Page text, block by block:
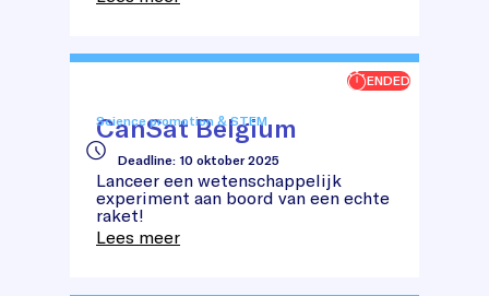
CanSat
Belgium
Science promotion & STEM
CanSat Belgium
Deadline: 10 oktober 2025
ENDED
Lanceer een wetenschappelijk
experiment aan boord van een echte
raket!
Lees meer